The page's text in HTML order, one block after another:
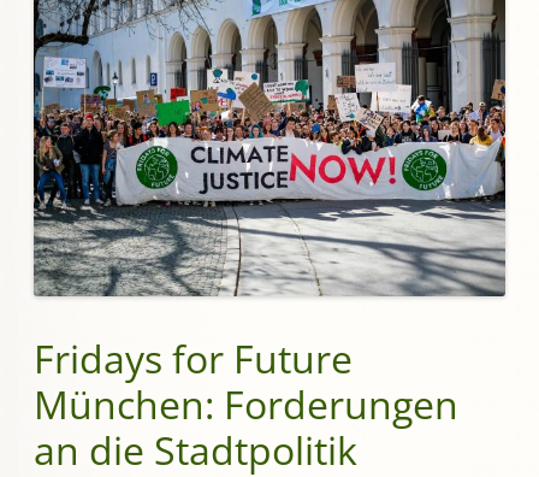
Fridays for Future
München: Forderungen
an die Stadtpolitik